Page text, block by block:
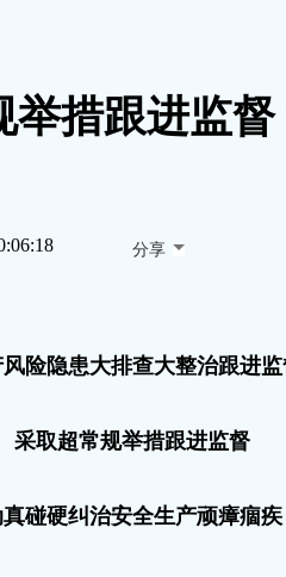
措跟进监
分享
险隐患大排查大整治跟进
采取超常规举措跟进监督
碰硬纠治安全生产顽瘴痼疾